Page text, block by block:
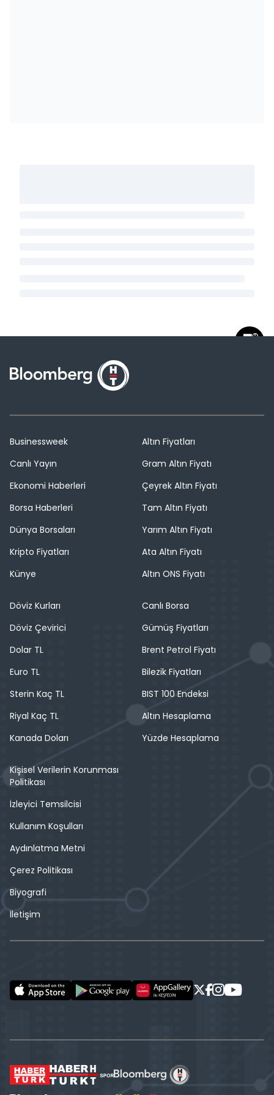
Businessweek
Canlı Yayın
Ekonomi Haberleri
Borsa Haberleri
Dünya Borsaları
Kripto Fiyatları
Künye
Altın Fiyatları
Gram Altın Fiyatı
Çeyrek Altın Fiyatı
Tam Altın Fiyatı
Yarım Altın Fiyatı
Ata Altın Fiyatı
Altın ONS Fiyatı
Döviz Kurları
Döviz Çevirici
Dolar TL
Euro TL
Sterin Kaç TL
Riyal Kaç TL
Kanada Doları
Canlı Borsa
Gümüş Fiyatları
Brent Petrol Fiyatı
Bilezik Fiyatları
BIST 100 Endeksi
Altın Hesaplama
Yüzde Hesaplama
Kişisel Verilerin Korunması
Politikası
İzleyici Temsilcisi
Kullanım Koşulları
Aydınlatma Metni
Çerez Politikası
Biyografi
İletişim